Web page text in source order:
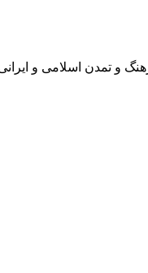
مكتوب فرهنگ و تمدن اسلامی